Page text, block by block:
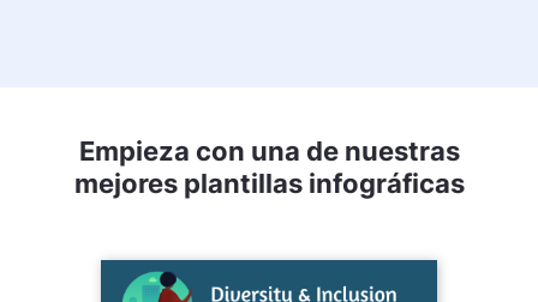
Empieza con una de nuestras
mejores plantillas infográficas